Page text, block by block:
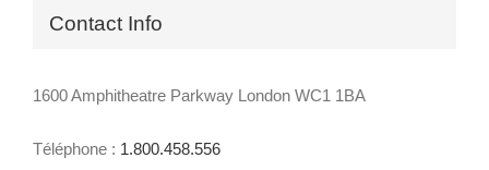
Contact Info
1600 Amphitheatre Parkway London WC1 1BA
Téléphone : 1.800.458.556